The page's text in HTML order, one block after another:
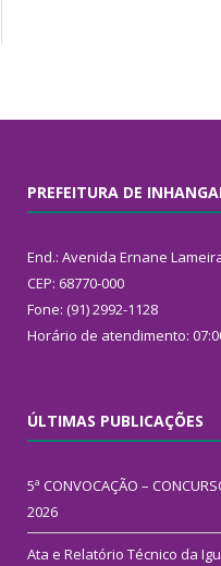
PREFEITURA DE
End.: Avenida Ernane
CEP: 68770-000
Fone: (91) 2992-1128
Horário de atendimento:
ÚLTIMAS PUBLICAÇÕES
5ª CONVOCAÇÃO –
2026
Ata e Relatório Técnico da